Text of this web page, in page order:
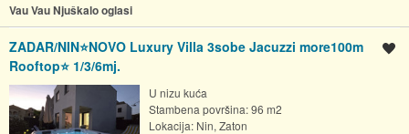
Vau Vau Njuškalo oglasi
ZADAR/NIN⭐️NOVO Luxury Villa 3sobe Jacuzzi more100m
Rooftop⭐️ 1/3/6mj.
U nizu kuća
Stambena površina: 96 m2
Lokacija: Nin, Zaton